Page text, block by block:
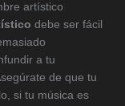
artístico
debe ser fácil
a tu
de que tu
si tu música es